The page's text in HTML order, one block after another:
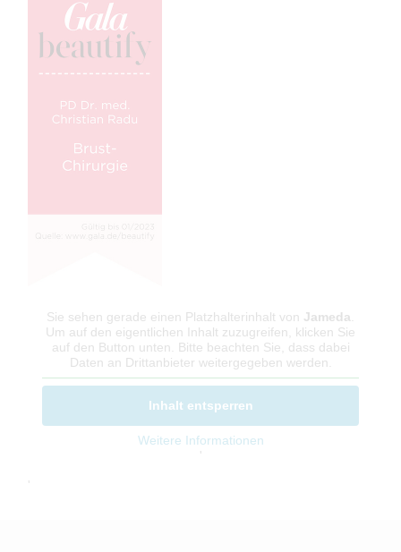
Sie sehen gerade einen Platzhalterinhalt von Jameda
Um auf den eigentlichen Inhalt zuzugreifen, klicken Sie
auf den Button unten. Bitte beachten Sie, dass dabei
Daten an Drittanbieter weitergegeben werden.
Inhalt entsperren
Weitere Informationen
'
'